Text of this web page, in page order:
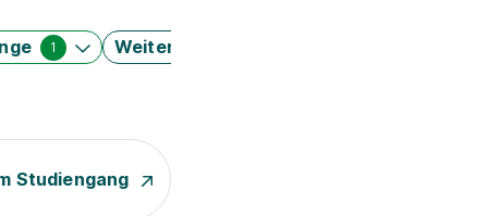
1 Weitere Filter
Studiengang